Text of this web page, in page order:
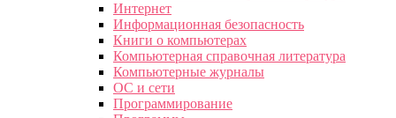
Интернет
Информационная безопасность
Книги о компьютерах
Компьютерная справочная литература
Компьютерные журналы
ОС и сети
Программирование